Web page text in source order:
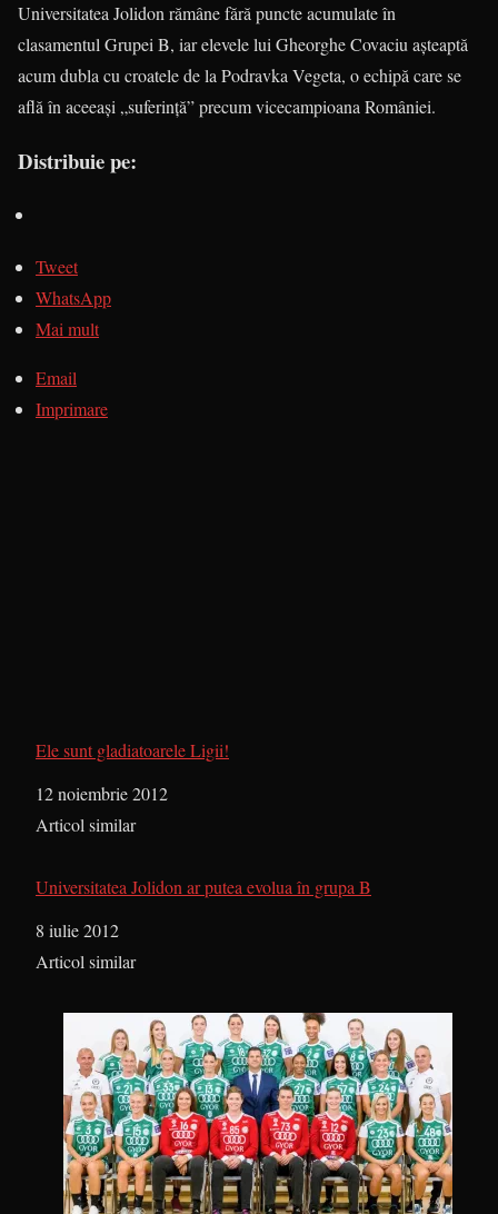
Universitatea Jolidon rămâne fără puncte acumulate în
clasamentul Grupei B, iar elevele lui Gheorghe Covaciu aşteaptă
acum dubla cu croatele de la Podravka Vegeta, o echipă care se
află în aceeaşi „suferinţă” precum vicecampioana României.
Distribuie pe:
Tweet
WhatsApp
Mai mult
Email
Imprimare
Ele sunt gladiatoarele Ligii!
Dată
12 noiembrie 2012
În legătură cu
Articol similar
Universitatea Jolidon ar putea evolua în grupa B
Dată
8 iulie 2012
În legătură cu
Articol similar